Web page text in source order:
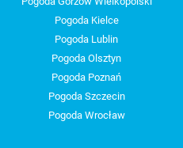
Pogoda Kielce
Pogoda Lublin
Pogoda Olsztyn
Pogoda Poznań
Pogoda Szczecin
Pogoda Wrocław